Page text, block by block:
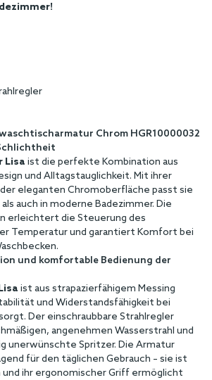
Chrom HGR10000032
Lisa ist die perfekte Kombination aus
und Alltagstauglichkeit. Mit ihrer
eleganten Chromoberfläche passt sie
auch in moderne Badezimmer. Die
erleichtert die Steuerung des
Temperatur und garantiert Komfort bei
und komfortable Bedienung der
ist aus strapazierfähigem Messing
und Widerstandsfähigkeit bei
Der einschraubbare Strahlregler
angenehmen Wasserstrahl und
unerwünschte Spritzer. Die Armatur
für den täglichen Gebrauch – sie ist
und ihr ergonomischer Griff ermöglicht